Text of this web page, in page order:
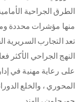
الطرق الجراحية
منها مؤشرات محددة
تعد التجارب السريرية
النهج الجراحي الأكثر
على رعاية مهنية في